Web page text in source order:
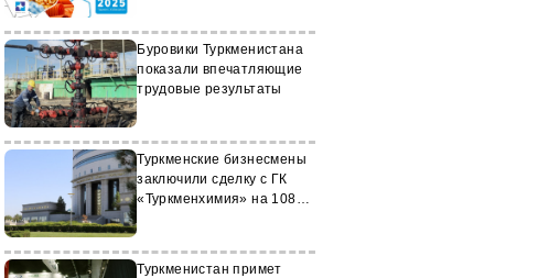
Буровики Туркменистана
показали впечатляющие
трудовые результаты
Туркменские бизнесмены
заключили сделку с ГК
«Туркменхимия» на 108
Туркменистан примет